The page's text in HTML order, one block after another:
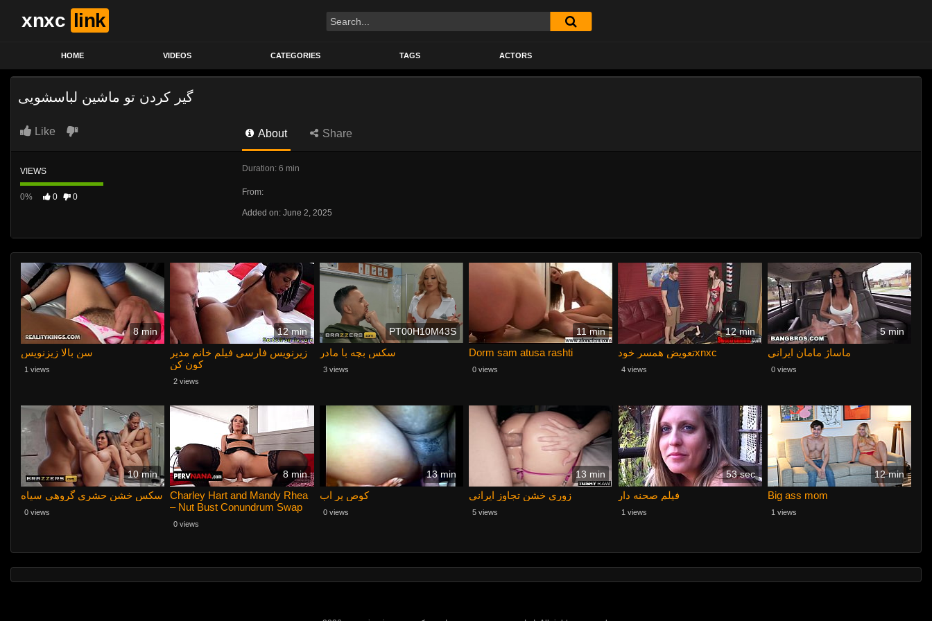
xnxc link Search
HOME VIDEOS CATEGORIES TAGS ACTORS
گیر کردن تو ماشین لباسشویی
Like About Share
VIEWS
0% 0 0
Duration: 6 min
From:
Added on: June 2, 2025
8 min
سن بالا زیزنویس
1 views
12 min
زیرنویس فارسی فیلم خانم مدیر
کون کن
2 views
PT00H10M43S
سکس بچه با مادر
3 views
11 min
Dorm sam atusa rashti
0 views
12 min
تعويض همسر خودxnxc
4 views
5 min
ماساژ مامان ایرانی
0 views
10 min
سکس خشن حشری گروهی سیاه
0 views
8 min
Charley Hart and Mandy Rhea
– Nut Bust Conundrum Swap
0 views
13 min
کوص پر اب
0 views
13 min
زوری خشن تجاوز ایرانی
5 views
53 sec
فیلم صحنه دار
1 views
12 min
Big ass mom
1 views